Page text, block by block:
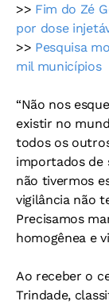
>> Fim do Zé
por dose
>> Pesquisa
mil municípios
“Não nos
existir no
todos os
importados de
não tivermos
vigilância não
Precisamos
homogênea e
Ao receber o
Trindade,